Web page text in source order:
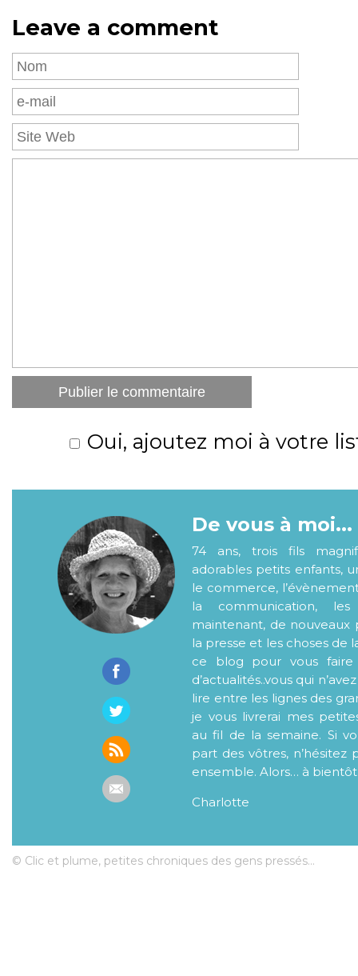
Leave a comment
Oui, ajoutez moi à votre
De vous à moi...
74 ans, trois fils
adorables petits enfants,
le commerce,
la communication,
maintenant, de nouveaux
la presse et les choses de
ce blog pour vous faire
d’actualités..vous qui
lire entre les lignes des
je vous livrerai mes
au fil de la semaine. Si
part des vôtres, n’hésitez
ensemble. Alors… à bientôt
Charlotte
© Clic et plume, petites chroniques des gens pressés...